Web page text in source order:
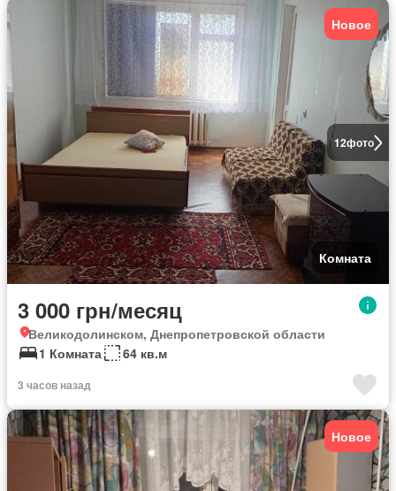
12фото
Новое
Комната
3 000 грн/месяц
Великодолинском, Днепропетровской области
1 Комната
64 кв.м
3 часов назад
Новое